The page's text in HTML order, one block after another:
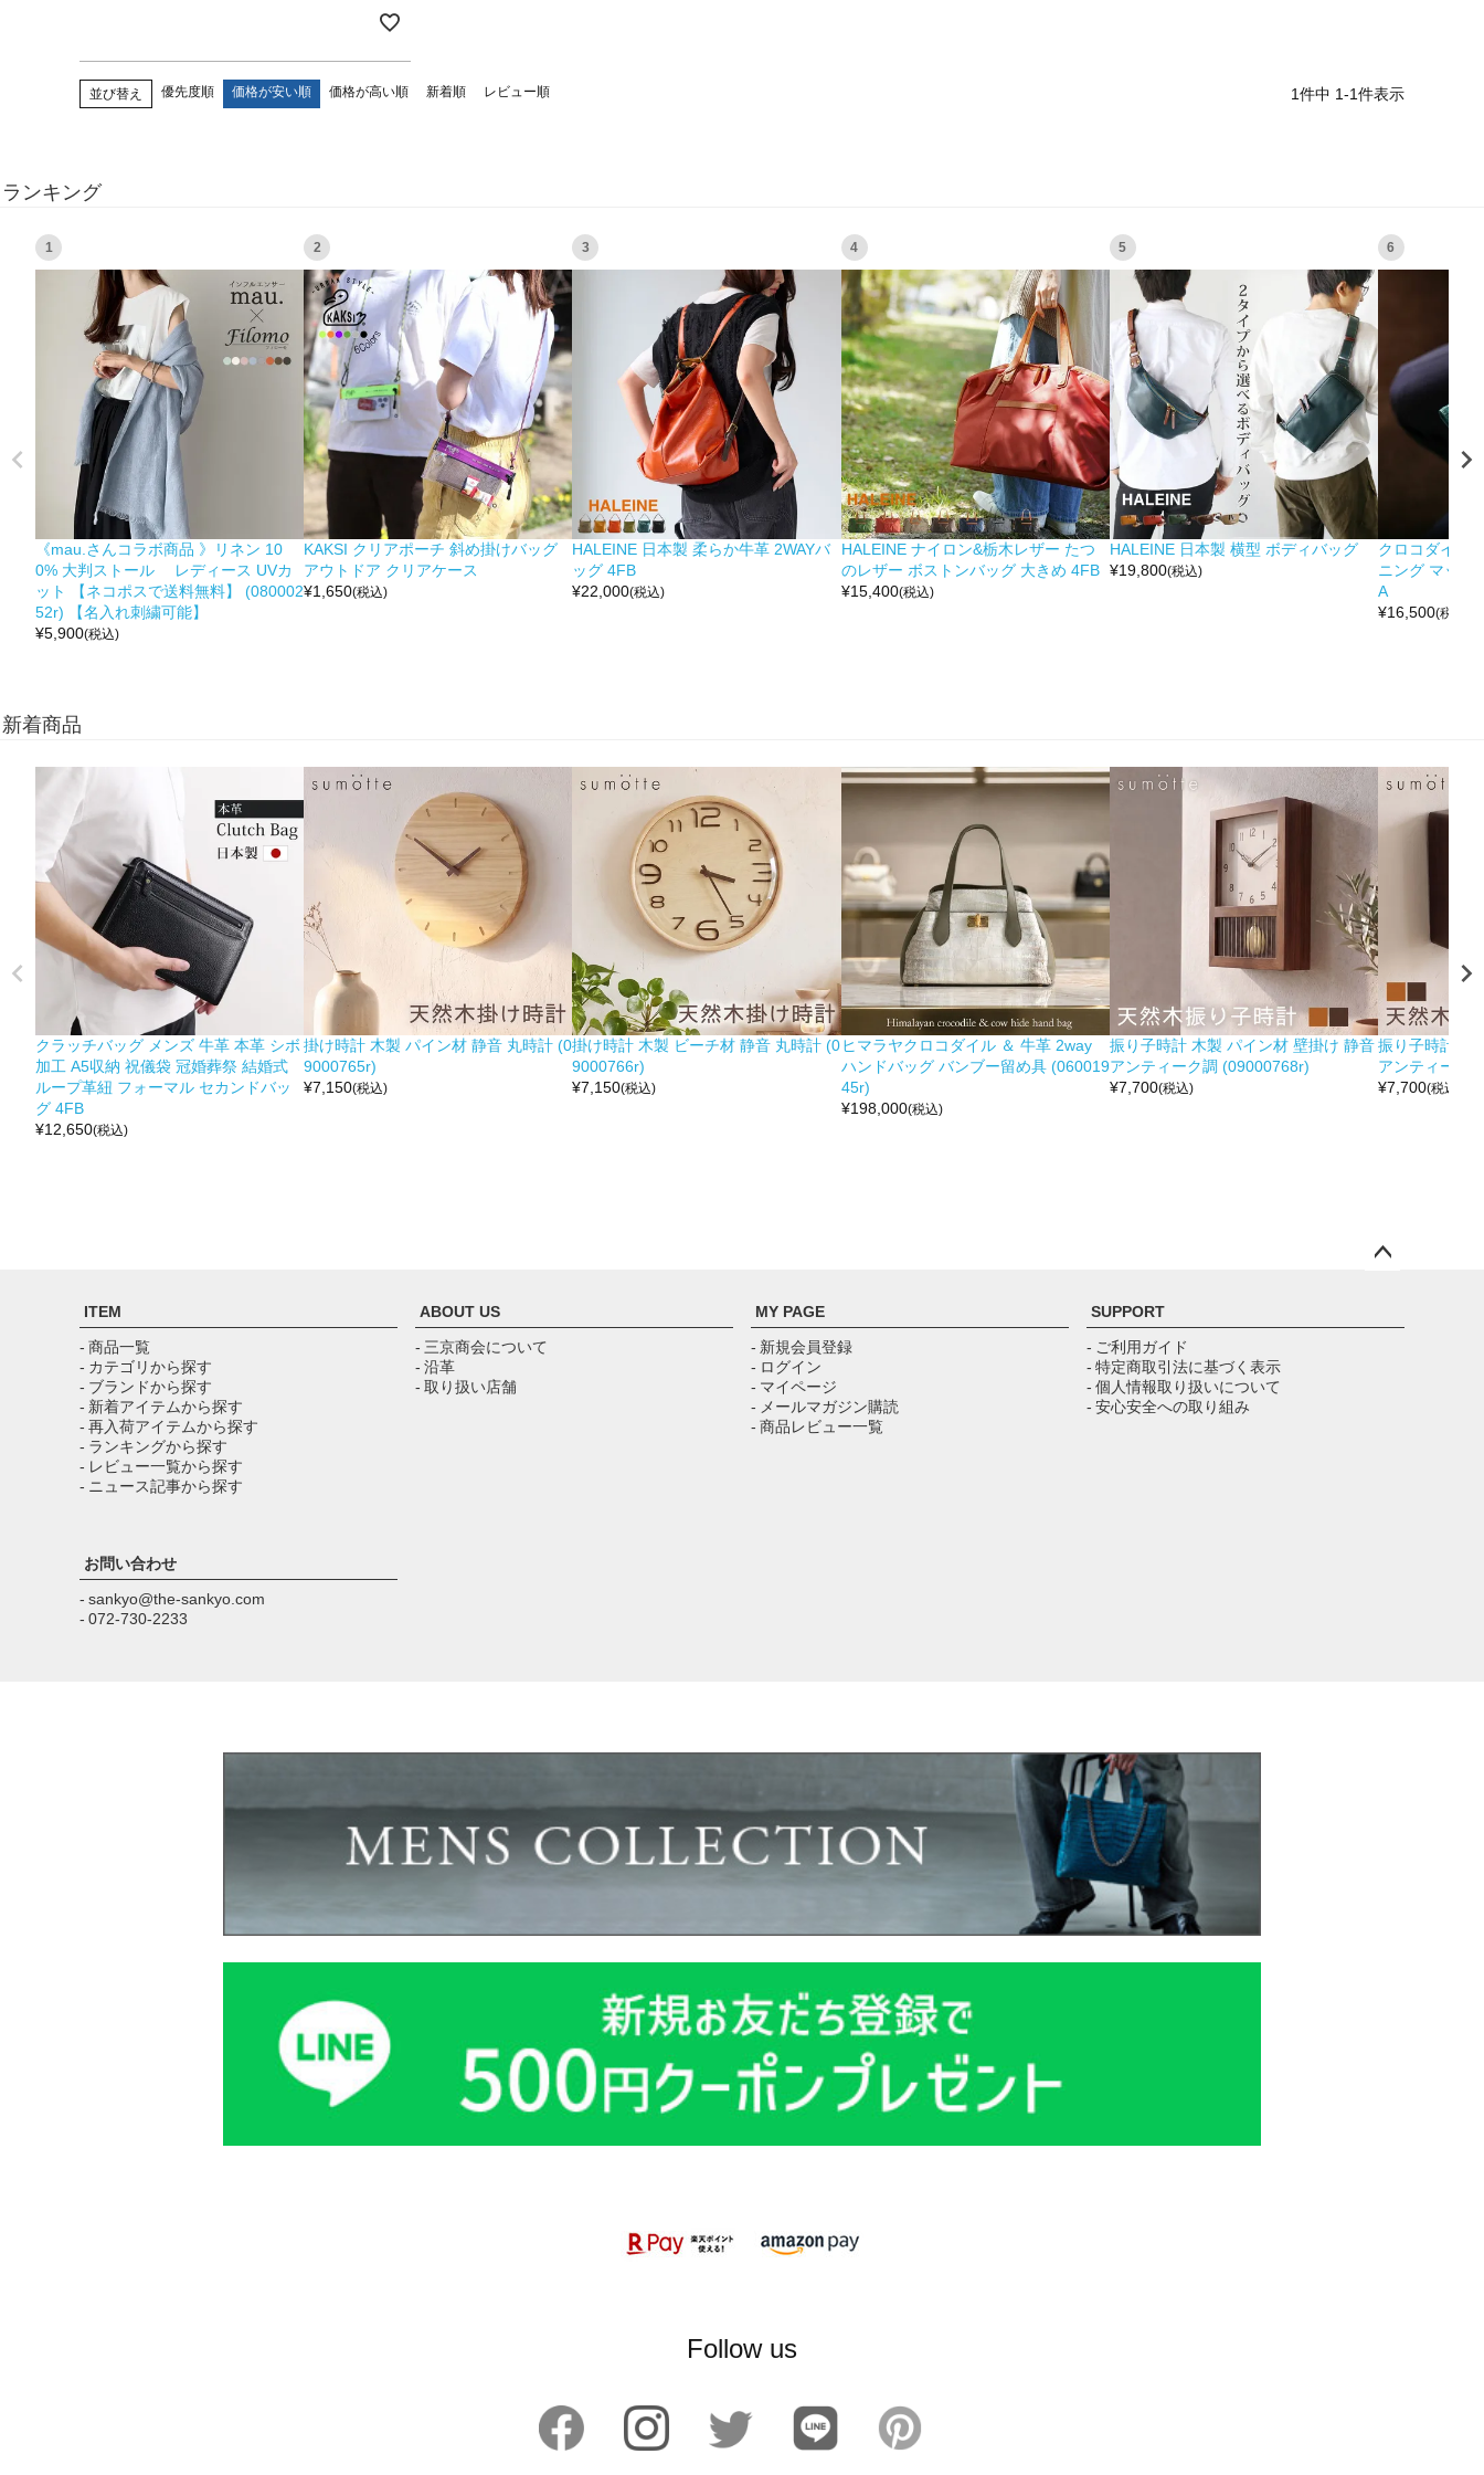
並び替え 優先度順 価格が安い順 価格が高い順 新着順 レビュー順 1件中 1-1件表示
ランキング
1
《mau.さんコラボ商品 》リネン 10
0% 大判ストール レディース UVカ
ット 【ネコポスで送料無料】 (080002
52r) 【名入れ刺繍可能】
¥5,900(税込)
2
KAKSI クリアポーチ 斜め掛けバッグ
アウトドア クリアケース
¥1,650(税込)
3
HALEINE 日本製 柔らか牛革 2WAYバ
ッグ 4FB
¥22,000(税込)
4
HALEINE ナイロン&栃木レザー たつ
のレザー ボストンバッグ 大きめ 4FB
¥15,400(税込)
5
HALEINE 日本製 横型 ボディバッグ
¥19,800(税込)
6
クロコダイル
ニング マット
A
¥16,500(税込)
新着商品
クラッチバッグ メンズ 牛革 本革 シボ
加工 A5収納 祝儀袋 冠婚葬祭 結婚式
ループ革紐 フォーマル セカンドバッ
グ 4FB
¥12,650(税込)
掛け時計 木製 パイン材 静音 丸時計 (0
9000765r)
¥7,150(税込)
掛け時計 木製 ビーチ材 静音 丸時計 (0
9000766r)
¥7,150(税込)
ヒマラヤクロコダイル ＆ 牛革 2way
ハンドバッグ バンブー留め具 (060019
45r)
¥198,000(税込)
振り子時計 木製 パイン材 壁掛け 静音
アンティーク調 (09000768r)
¥7,700(税込)
振り子時計 木
アンティーク
¥7,700(税込)
ップ
ITEM
- 商品一覧
- カテゴリから探す
- ブランドから探す
- 新着アイテムから探す
- 再入荷アイテムから探す
- ランキングから探す
- レビュー一覧から探す
- ニュース記事から探す
ABOUT US
- 三京商会について
- 沿革
- 取り扱い店舗
MY PAGE
- 新規会員登録
- ログイン
- マイページ
- メールマガジン購読
- 商品レビュー一覧
SUPPORT
- ご利用ガイド
- 特定商取引法に基づく表示
- 個人情報取り扱いについて
- 安心安全への取り組み
お問い合わせ
- sankyo@the-sankyo.com
- 072-730-2233
Follow us